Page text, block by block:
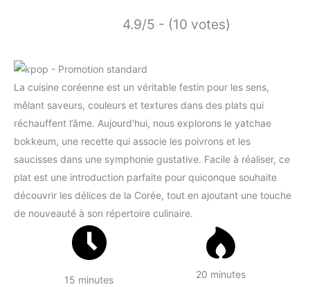
4.9/5 - (10 votes)
La cuisine coréenne est un véritable festin pour les sens,
mêlant saveurs, couleurs et textures dans des plats qui
réchauffent l’âme. Aujourd’hui, nous explorons le yatchae
bokkeum, une recette qui associe les poivrons et les
saucisses dans une symphonie gustative. Facile à réaliser, ce
plat est une introduction parfaite pour quiconque souhaite
découvrir les délices de la Corée, tout en ajoutant une touche
de nouveauté à son répertoire culinaire.
15 minutes 20 minutes